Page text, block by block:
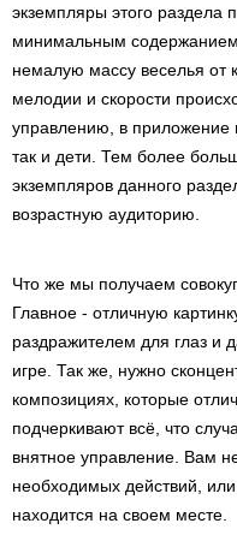
экземпляры этого раздела
минимальным
немалую массу веселья от
мелодии и скорости
управлению, в приложение
так и дети. Тем более
экземпляров данного
возрастную аудиторию.
Что же мы получаем
Главное - отличную
раздражителем для глаз и
игре. Так же, нужно
композициях, которые
подчеркивают всё, что
внятное управление. Вам
необходимых действий,
находится на своем месте.